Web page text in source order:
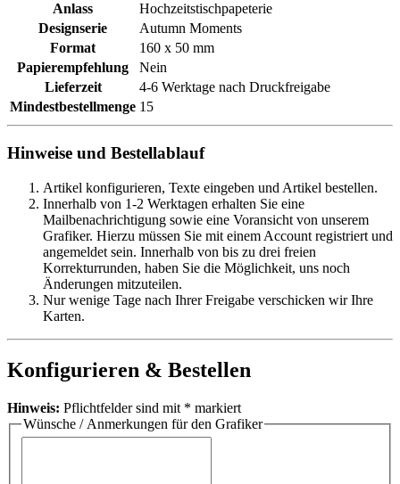
Anlass
Hochzeitstischpapeterie
Designserie
Autumn Moments
Format
160 x 50 mm
Papierempfehlung
Nein
Lieferzeit
4-6 Werktage nach Druckfreigabe
Mindestbestellmenge 15
Hinweise und Bestellablauf
Artikel konfigurieren, Texte eingeben und Artikel bestellen.
Innerhalb von 1-2 Werktagen erhalten Sie eine
Mailbenachrichtigung sowie eine Voransicht von unserem
Grafiker. Hierzu müssen Sie mit einem Account registriert und
angemeldet sein. Innerhalb von bis zu drei freien
Korrekturrunden, haben Sie die Möglichkeit, uns noch
Änderungen mitzuteilen.
Nur wenige Tage nach Ihrer Freigabe verschicken wir Ihre
Karten.
Konfigurieren & Bestellen
Hinweis: Pflichtfelder sind mit * markiert
Wünsche / Anmerkungen für den Grafiker